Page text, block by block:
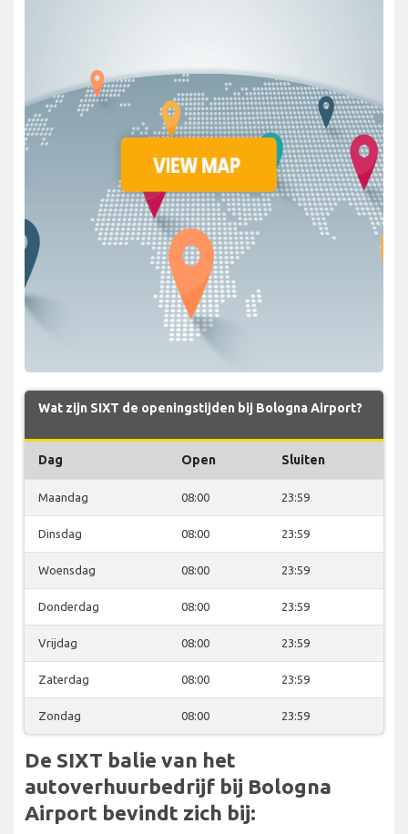
Wat zijn SIXT de openingstijden bij Bologna Airport?
Dag Open Sluiten
Maandag 08:00 23:59
Dinsdag 08:00 23:59
Woensdag 08:00 23:59
Donderdag 08:00 23:59
Vrijdag 08:00 23:59
Zaterdag 08:00 23:59
Zondag 08:00 23:59
De SIXT balie van het
autoverhuurbedrijf bij Bologna
Airport bevindt zich bij: